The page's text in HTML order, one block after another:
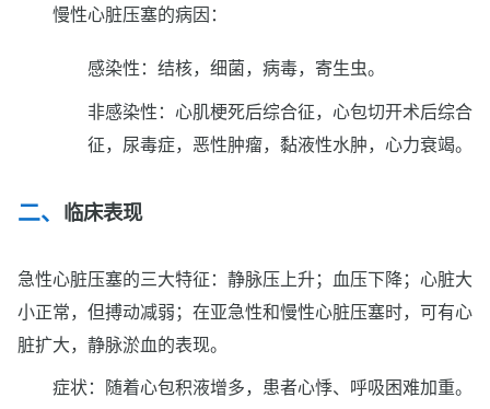
慢性心脏压塞的病因：
感染性：结核，细菌，病毒，寄生虫。
非感染性：心肌梗死后综合征，心包切开术后综合
征，尿毒症，恶性肿瘤，黏液性水肿，心力衰竭。
临床表现
急性心脏压塞的三大特征：静脉压上升；血压下降；心脏大
小正常，但搏动减弱；在亚急性和慢性心脏压塞时，可有心
脏扩大，静脉淤血的表现。
症状：随着心包积液增多，患者心悸、呼吸困难加重。